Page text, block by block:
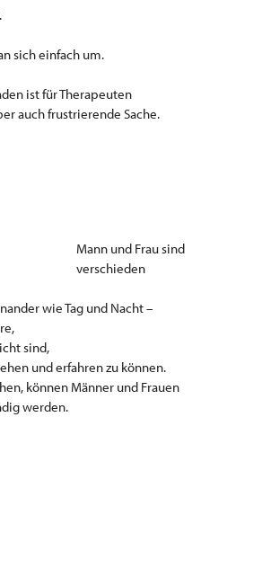
sich einfach um.
ist für Therapeuten
auch frustrierende Sache.
Mann und Frau sind
verschieden
wie Tag und Nacht –
sind,
und erfahren zu können.
können Männer und Frauen
werden.